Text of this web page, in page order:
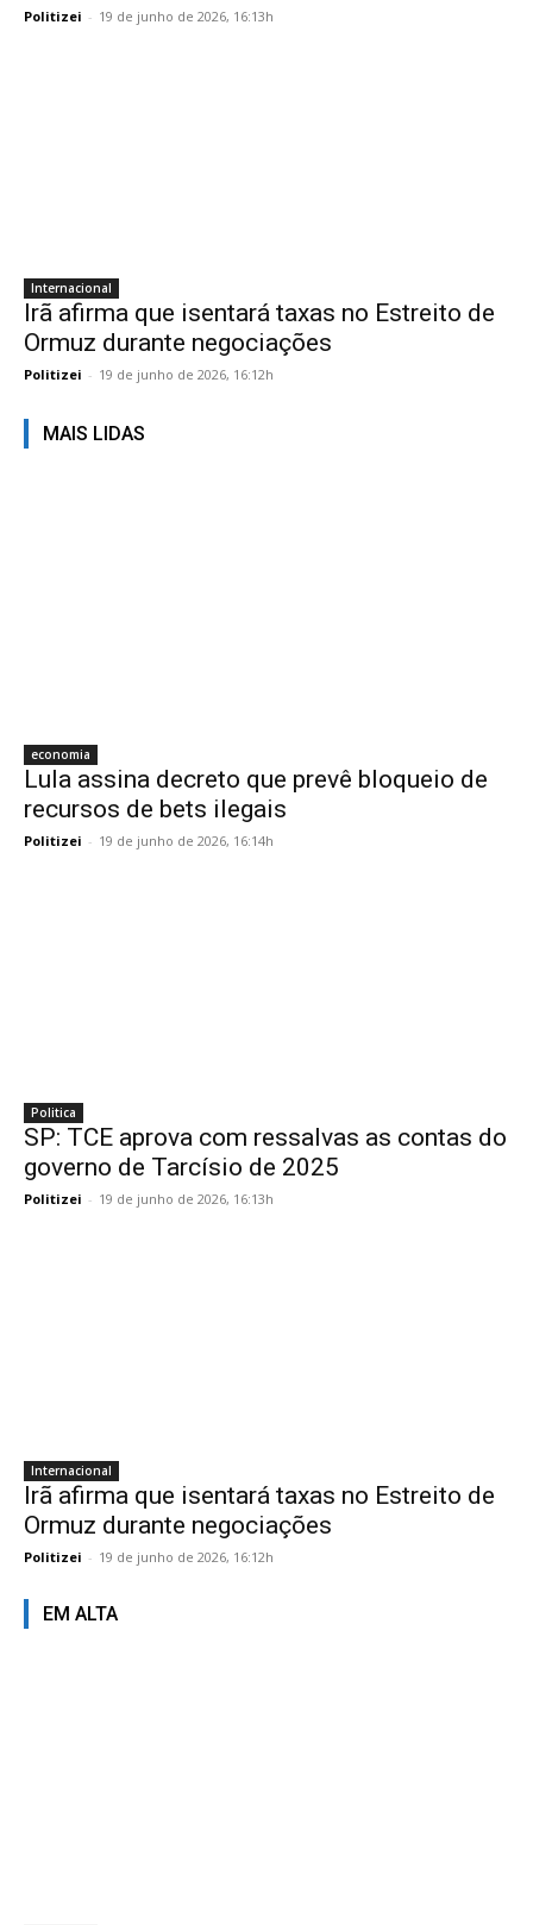
Politizei - 19 de junho de 2026, 16:13h
Internacional
Irã afirma que isentará taxas no Estreito de
Ormuz durante negociações
Politizei - 19 de junho de 2026, 16:12h
MAIS LIDAS
economia
Lula assina decreto que prevê bloqueio de
recursos de bets ilegais
Politizei - 19 de junho de 2026, 16:14h
Politica
SP: TCE aprova com ressalvas as contas do
governo de Tarcísio de 2025
Politizei - 19 de junho de 2026, 16:13h
Internacional
Irã afirma que isentará taxas no Estreito de
Ormuz durante negociações
Politizei - 19 de junho de 2026, 16:12h
EM ALTA